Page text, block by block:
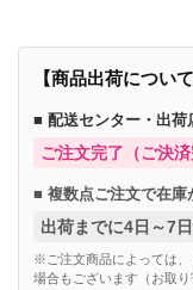
【商品出荷につい
■ 配送センター・出荷
ご注文完了（ご決
■ 複数点ご注文で在庫
出荷までに4日～7
※ご注文商品によっては、
場合もございます（お取り